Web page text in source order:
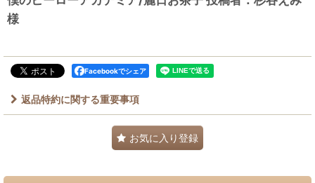
様
Facebookでシェア
返品特約に関する重要事項
お気に入り登録